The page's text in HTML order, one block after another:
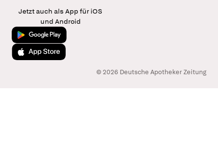
Jetzt auch als App für iOS
und Android
Jetzt bei Google Play
Laden im App Store
© 2026 Deutsche Apotheker Zeitung